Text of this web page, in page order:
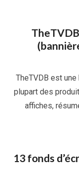
TheTVDB est
plupart des
affiches,
13 fonds